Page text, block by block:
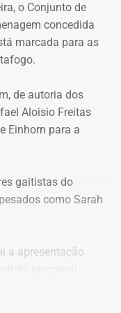
pela auditoria
a
gestão,
pareceres da
desaconselhavam
que
com alto risco de
segurança e
do Itaprevi
recebedoras de
o Conjunto de
concedida
marcada para as
de autoria dos
Aloisio Freitas
Einhorn para a
gaitistas do
como Sarah
a apresentação
do Rio.